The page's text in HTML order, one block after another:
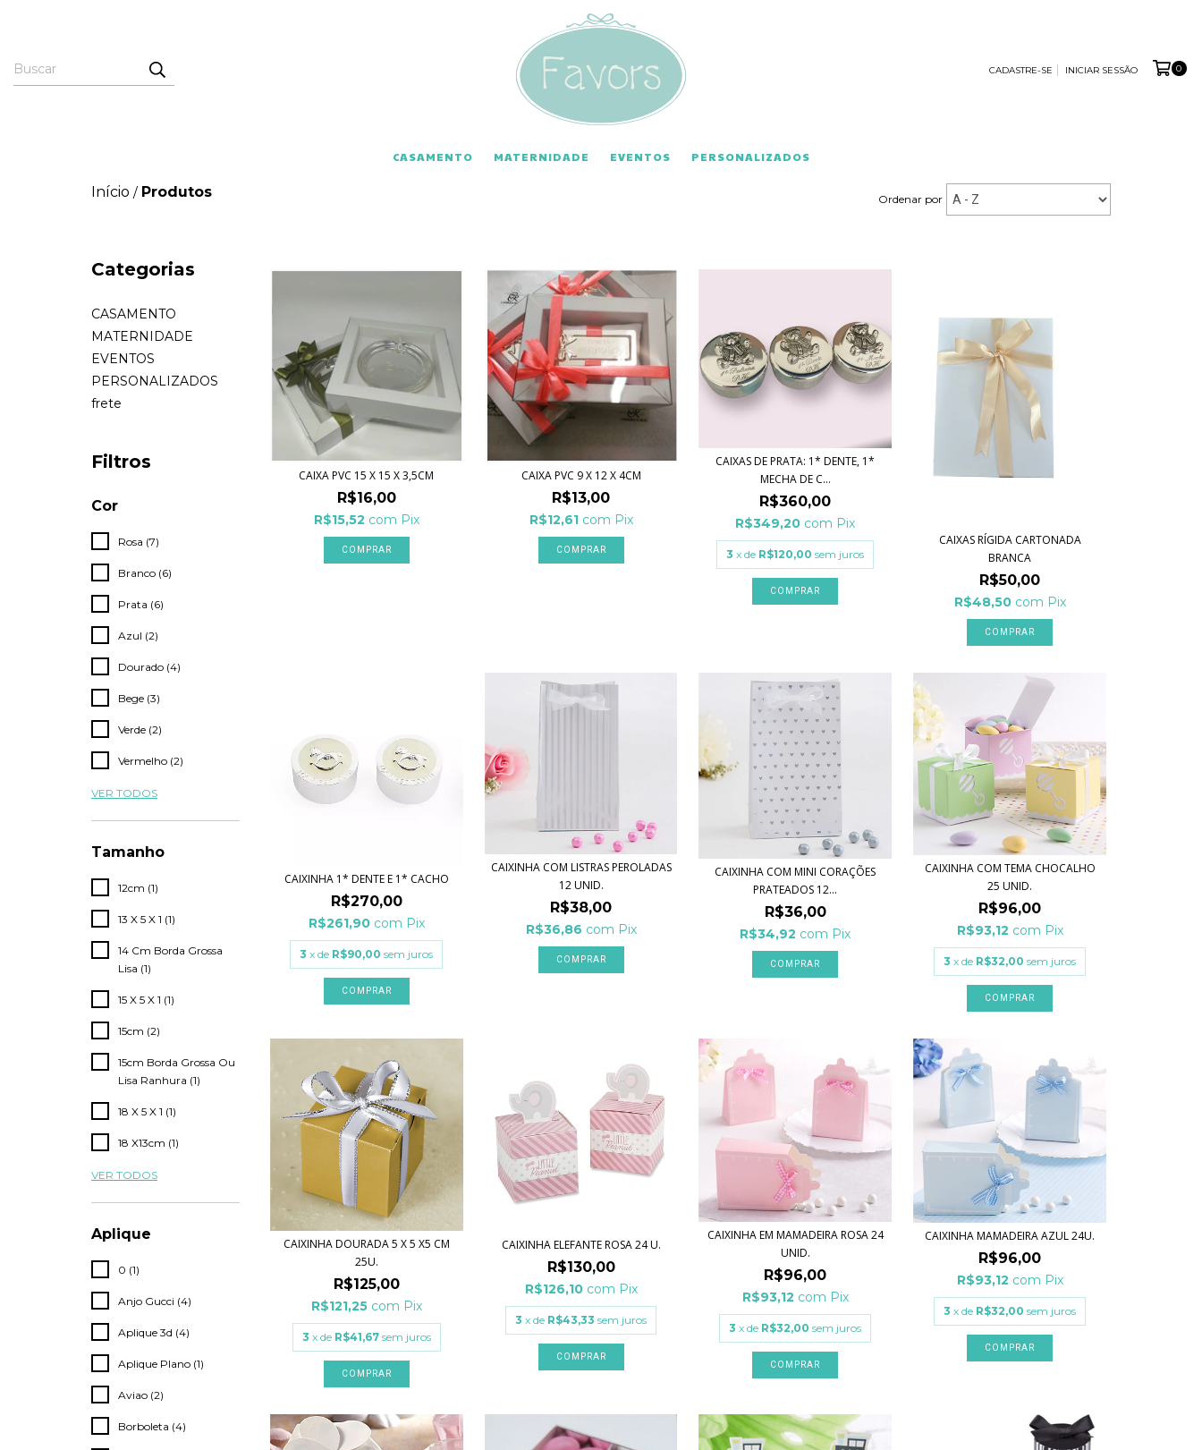
CADASTRE-SE INICIAR SESSÃO 0
CASAMENTO MATERNIDADE EVENTOS PERSONALIZADOS
Início / Produtos Ordenar por
Categorias
CASAMENTO
MATERNIDADE
EVENTOS
PERSONALIZADOS
frete
Filtros
Cor
Rosa (7)
Branco (6)
Prata (6)
Azul (2)
Dourado (4)
Bege (3)
Verde (2)
Vermelho (2)
VER TODOS
Tamanho
12cm (1)
13 X 5 X 1 (1)
14 Cm Borda Grossa
Lisa (1)
15 X 5 X 1 (1)
15cm (2)
15cm Borda Grossa Ou
Lisa Ranhura (1)
18 X 5 X 1 (1)
18 X13cm (1)
VER TODOS
Aplique
0 (1)
Anjo Gucci (4)
Aplique 3d (4)
Aplique Plano (1)
Aviao (2)
Borboleta (4)
CAIXA PVC 15 X 15 X 3,5CM
R$16,00
R$15,52 com Pix
CAIXA PVC 9 X 12 X 4CM
R$13,00
R$12,61 com Pix
CAIXAS DE PRATA: 1* DENTE, 1*
MECHA DE C...
R$360,00
R$349,20 com Pix
3 x de R$120,00 sem juros
CAIXAS RÍGIDA CARTONADA
BRANCA
R$50,00
R$48,50 com Pix
COMPRAR
CAIXINHA 1* DENTE E 1* CACHO
R$270,00
R$261,90 com Pix
3 x de R$90,00 sem juros
COMPRAR
CAIXINHA COM LISTRAS PEROLADAS
12 UNID.
R$38,00
R$36,86 com Pix
CAIXINHA COM MINI CORAÇÕES
PRATEADOS 12...
R$36,00
R$34,92 com Pix
CAIXINHA COM TEMA CHOCALHO
25 UNID.
R$96,00
R$93,12 com Pix
3 x de R$32,00 sem juros
CAIXINHA DOURADA 5 X 5 X5 CM
25U.
R$125,00
R$121,25 com Pix
3 x de R$41,67 sem juros
CAIXINHA ELEFANTE ROSA 24 U.
R$130,00
R$126,10 com Pix
3 x de R$43,33 sem juros
CAIXINHA EM MAMADEIRA ROSA 24
UNID.
R$96,00
R$93,12 com Pix
3 x de R$32,00 sem juros
CAIXINHA MAMADEIRA AZUL 24U.
R$96,00
R$93,12 com Pix
3 x de R$32,00 sem juros